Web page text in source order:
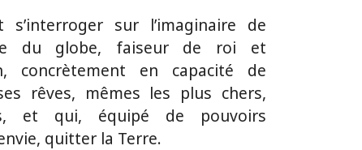
sur l’imaginaire de
du globe, faiseur de roi et
concrètement en capacité de
rêves, mêmes les plus chers,
et qui, équipé de pouvoirs
quitter la Terre.